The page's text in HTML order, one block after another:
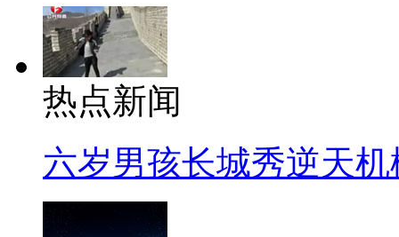
热点新闻
六岁男孩长城秀逆天机